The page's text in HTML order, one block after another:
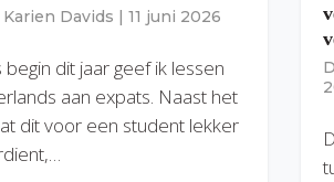
Karien Davids | 11 juni 2026
begin dit jaar geef ik lessen
aan expats. Naast het
dit voor een student lekker